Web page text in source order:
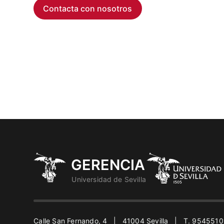
Contacta con nosotros
Calle San Fernando, 4 | 41004 Sevilla | T.